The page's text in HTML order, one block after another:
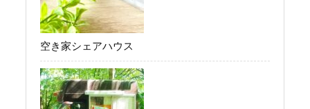
空き家シェアハウス